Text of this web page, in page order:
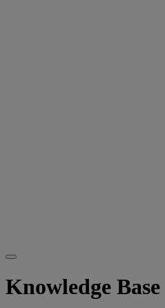
Knowledge Base